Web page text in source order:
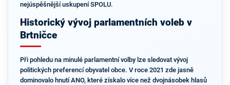
nejúspěšnější uskupení SPOLU.
Historický vývoj parlamentních voleb v
Brtničce
Při pohledu na minulé parlamentní volby lze sledovat vývoj
politických preferencí obyvatel obce. V roce 2021 zde jasně
dominovalo hnutí ANO, které získalo více než dvojnásobek hlasů